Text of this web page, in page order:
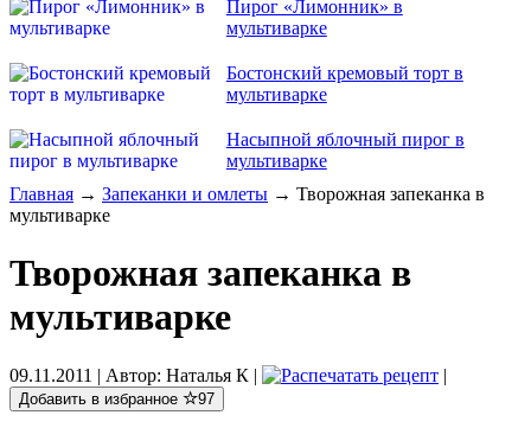
Пирог «Лимонник» в
мультиварке
Бостонский кремовый торт в
мультиварке
Насыпной яблочный пирог в
мультиварке
Главная → Запеканки и омлеты → Творожная запеканка в
мультиварке
Творожная запеканка в
мультиварке
09.11.2011 | Автор: Наталья К | |
Добавить в избранное 97